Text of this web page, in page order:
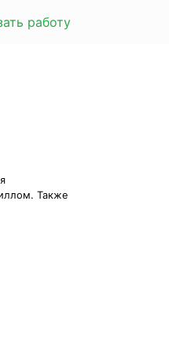
работу
Также